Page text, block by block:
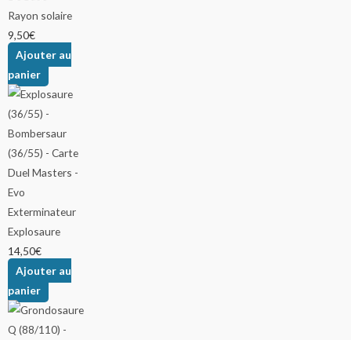
Rayon solaire
9,50€
Ajouter au
panier
Explosaure
14,50€
Ajouter au
panier